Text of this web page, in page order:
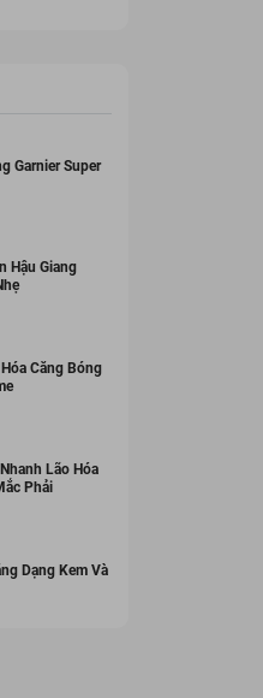
Garnier Super
Hậu Giang
Căng Bóng
Lão Hóa
Phải
Dạng Kem Và